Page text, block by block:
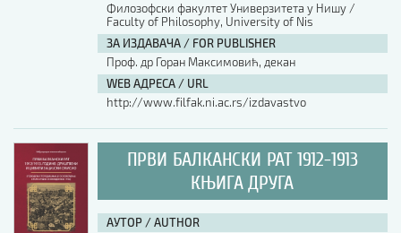
Филозофски факултет Универзитета у Нишу /
Faculty of Philosophy, University of Nis
ЗА ИЗДАВАЧА / FOR PUBLISHER
Проф. др Горан Максимовић, декан
WEB АДРЕСА / URL
http://www.filfak.ni.ac.rs/izdavastvo
ПРВИ БАЛКАНСКИ РАТ 1912-1913
КЊИГА ДРУГА
АУТОР / AUTHOR